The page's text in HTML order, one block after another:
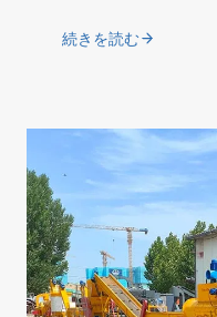
続きを読む